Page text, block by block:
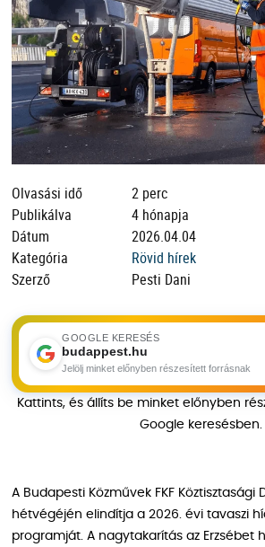
Olvasási idő
2 perc
Publikálva
4 hónapja
Dátum
2026.04.04
Kategória
Rövid hírek
Szerző
Pesti Dani
GOOGLE KERESÉS
budappest.hu
Jelölj minket előnyben részesített forrásnak
Kattints, és állíts be minket előnyben
Google keresésben.
A Budapesti Közművek FKF Köztisztasági
hétvégéjén elindítja a 2026. évi tavaszi
programját. A nagytakarítás az Erzsébet